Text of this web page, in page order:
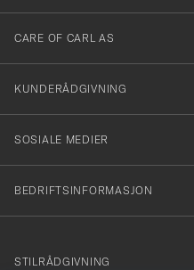
dig
till
vårt
nyhetsbrev!
CARE OF CARL AS
KUNDERÅDGIVNING
SOSIALE MEDIER
BEDRIFTSINFORMASJON
info@careofcarl.no
STILRÅDGIVNING